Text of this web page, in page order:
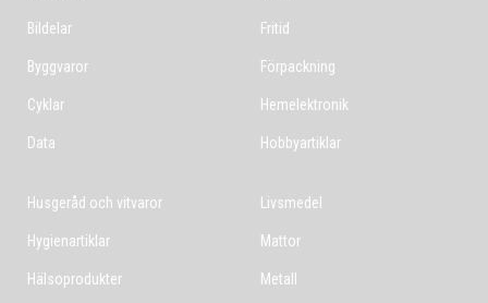
Bildelar
Byggvaror
Cyklar
Data
Fritid
Förpackning
Hemelektronik
Hobbyartiklar
Husgeråd och vitvaror
Hygienartiklar
Hälsoprodukter
Livsmedel
Mattor
Metall